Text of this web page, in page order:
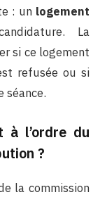
: un logement
La
si ce logement
refusée ou si
séance.
à l’ordre du
?
la commission